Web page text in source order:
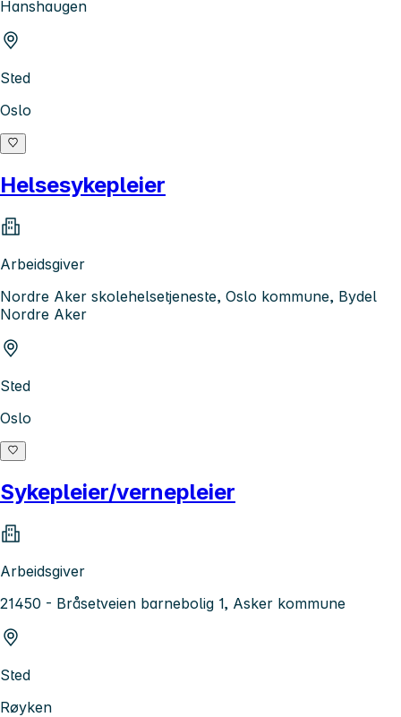
Hanshaugen
Sted
Oslo
Helsesykepleier
Arbeidsgiver
Nordre Aker skolehelsetjeneste, Oslo kommune, Bydel
Nordre Aker
Sted
Oslo
Sykepleier/vernepleier
Arbeidsgiver
21450 - Bråsetveien barnebolig 1, Asker kommune
Sted
Røyken